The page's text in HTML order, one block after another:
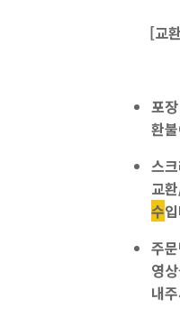
[교
포
환
스
교
수
주
영
내